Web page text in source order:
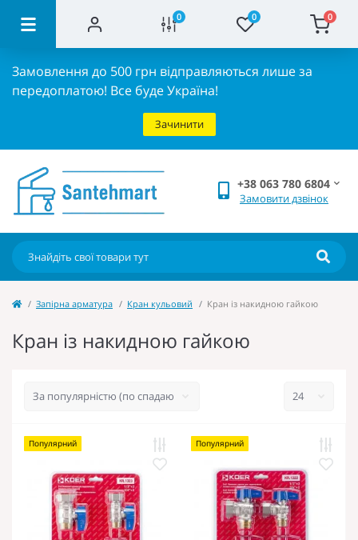
0 0 0
Замовлення до 500 грн відправляються лише за
передоплатою! Все буде Україна!
Зачинити
+38 063 780 6804
Замовити дзвінок
Запірна арматура Кран кульовий Кран із накидною гайкою
Кран із накидною гайкою
Популярний Популярний